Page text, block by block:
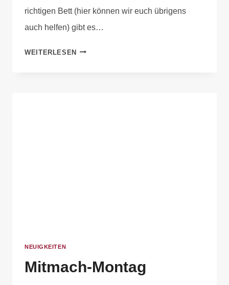
richtigen Bett (hier können wir euch übrigens
auch helfen) gibt es…
WEITERLESEN
NEUIGKEITEN
Mitmach-Montag